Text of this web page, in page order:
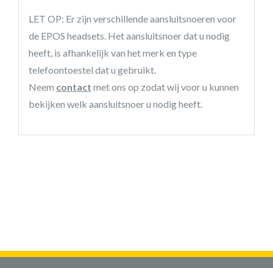
LET OP: Er zijn verschillende aansluitsnoeren voor
de EPOS headsets. Het aansluitsnoer dat u nodig
heeft, is afhankelijk van het merk en type
telefoontoestel dat u gebruikt.
Neem contact met ons op zodat wij voor u kunnen
bekijken welk aansluitsnoer u nodig heeft.